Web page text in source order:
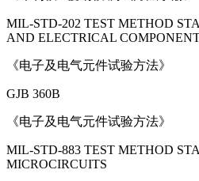
MIL-STD-202 TEST METHOD
AND ELECTRICAL
《电子及电气元件试验方法》
GJB 360B
《电子及电气元件试验方法》
MIL-STD-883 TEST METHOD
MICROCIRCUITS